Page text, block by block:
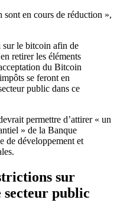
sont en cours de réduction »,
le bitcoin afin de
retirer les éléments
du Bitcoin
se feront en
public dans ce
permettre d’attirer « un
» de la Banque
de développement et
sur
secteur public